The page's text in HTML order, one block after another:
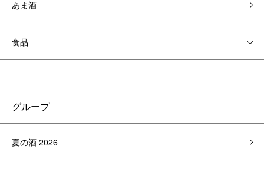
あま酒
食品
グループ
夏の酒 2026